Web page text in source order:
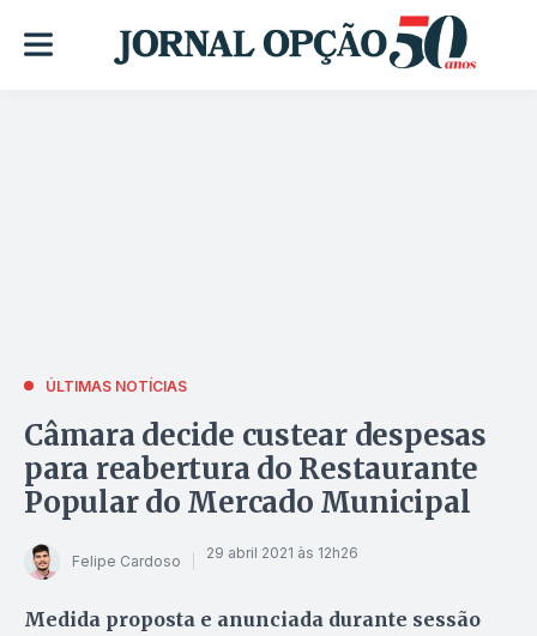
ÚLTIMAS NOTÍCIAS
Câmara decide custear despesas
para reabertura do Restaurante
Popular do Mercado Municipal
Felipe Cardoso 29 abril 2021 às 12h26
Medida proposta e anunciada durante sessão